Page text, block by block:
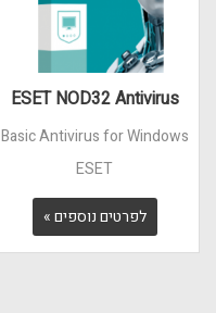
ESET NOD32 Antivirus
Basic Antivirus for Windows
ESET
לפרטים נוספים »